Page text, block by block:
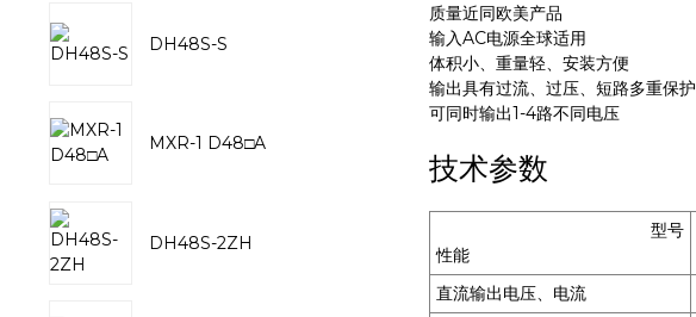
DH48S-S
MXR-1 D48□A
DH48S-2ZH
质量近同欧美产品
输入AC电源全球适用
体积小、重量轻、安装方便
输出具有过流、过压、短路多重保护
可同时输出1-4路不同电压
技术参数
型号
性能
直流输出电压、电流